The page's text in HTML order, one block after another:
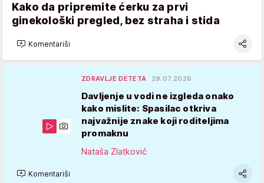
Kako da pripremite ćerku za prvi
ginekološki pregled, bez straha i stida
Komentariši
ZDRAVLJE DETETA 29.07.2026.
Davljenje u vodi ne izgleda onako
kako mislite: Spasilac otkriva
najvažnije znake koji roditeljima
promaknu
Nataša Zlatković
Komentariši